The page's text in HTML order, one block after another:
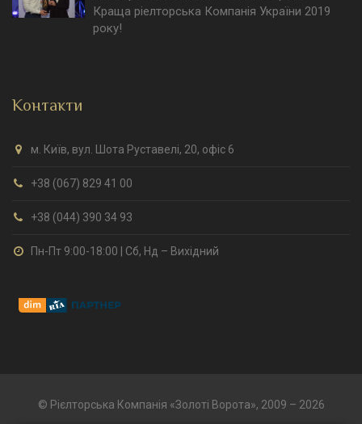
Краща ріелторська Компанія України 2019
року!
Контакти
м. Київ, вул. Шота Руставелі, 20, офіс 6
+38 (067) 829 41 00
+38 (044) 390 34 93
Пн-Пт 9:00-18:00 | Сб, Нд – Вихідний
© Рієлторська Компанія «Золоті Ворота», 2009 – 2026